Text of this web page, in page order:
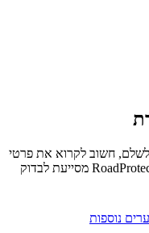
לשלם, חשוב לקרוא את פרטי
הדוח, לבדוק את המועדים ולאסוף תיעוד. RoadProtect מסייעת לבדוק
נוספות